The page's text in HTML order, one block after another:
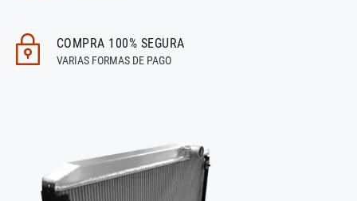
COMPRA 100% SEGURA
VARIAS FORMAS DE PAGO